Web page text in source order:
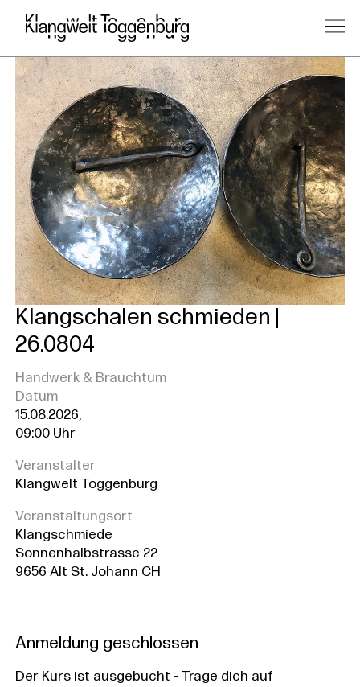
Klangschalen schmieden |
26.0804
Handwerk & Brauchtum
Datum
15.08.2026,
09:00 Uhr
Veranstalter
Klangwelt Toggenburg
Veranstaltungsort
Klangschmiede
Sonnenhalbstrasse 22
9656 Alt St. Johann CH
Anmeldung geschlossen
Der Kurs ist ausgebucht - Trage dich auf